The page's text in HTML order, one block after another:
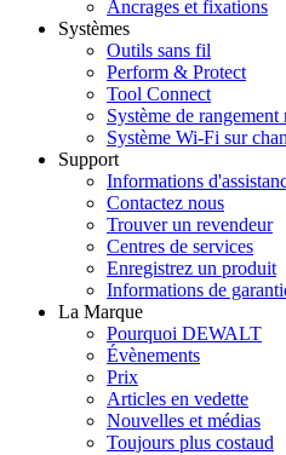
Ancrages et fixations
Systèmes
Outils sans fil
Perform & Protect
Tool Connect
Système de
Système Wi-Fi sur
Support
Informations
Contactez nous
Trouver un revendeur
Centres de services
Enregistrez un produit
Informations de
La Marque
Pourquoi DEWALT
Évènements
Prix
Articles en vedette
Nouvelles et médias
Toujours plus costaud